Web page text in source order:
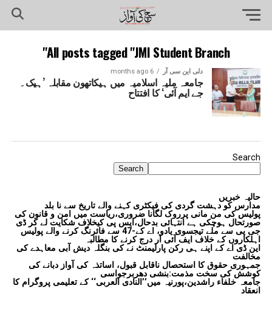
All posts tagged "JMI Student Branch"
دلی این سی آر 6 months ago
جامعہ ملیہ اسلامیہ میں ہیکاتھون مقابلہ ’ہیک۔
جے ایم آئی‘ کا افتتاح
Search
Search
حالیہ خبریں
مدارس کو دہشت گردی کی فیکٹری کہنے والے تاریخ سے نا بلد
پولیس کی من مانی پرروک لگانا ضروری،ریاست میں امن و قانون کی
صورتحال ہوچکی ہے انتہائی بدحال،ایس پی کیخلاف شکایت لے کر ڈی
جی پی سے ملے تیجسوی یادو، اے کے-47 سے فائرنگ کرنے والے پولیس
اہلکاروں کے خلاف ایف آئی آر درج کرنے کا مطالبہ
این ڈی اے کے اپنے ہی رکن پارلیمنٹ نے کی بنگلہ دیش آبی معاہدے کی
مخالفت
جمہوری حقوق کا استحصال ناقابل قبول، اساتذہ کی آواز دبانے کی
کوشش کی سخت مذمت:بنشی دھربرجواسی
جامعہ خلفاء راشدین،پورنیہ میں’’النادی العربی‘‘ کے تعلیمی پروگرام کا
انعقاد